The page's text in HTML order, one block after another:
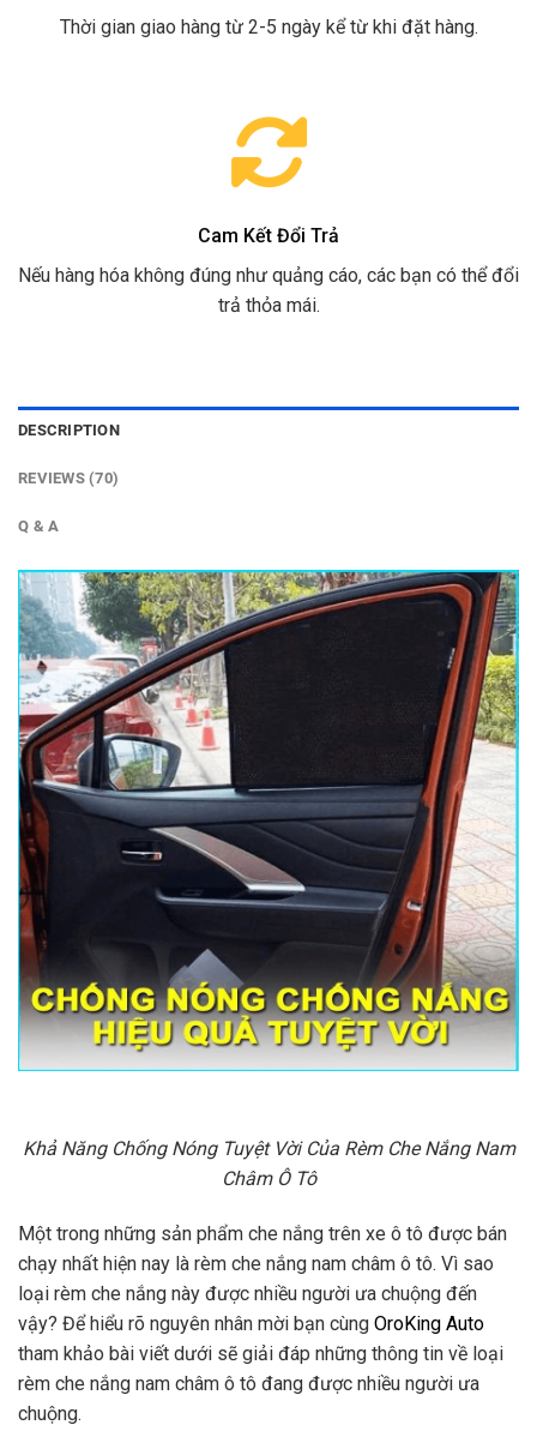
Thời gian giao hàng từ 2-5 ngày kể từ khi đặt hàng.
Cam Kết Đổi Trả
Nếu hàng hóa không đúng như quảng cáo, các bạn có thể đổi
trả thỏa mái.
DESCRIPTION
REVIEWS (70)
Q & A
Khả Năng Chống Nóng Tuyệt Vời Của Rèm Che Nắng Nam
Châm Ô Tô
Một trong những sản phẩm che nắng trên xe ô tô được bán
chạy nhất hiện nay là rèm che nắng nam châm ô tô. Vì sao
loại rèm che nắng này được nhiều người ưa chuộng đến
vậy? Để hiểu rõ nguyên nhân mời bạn cùng OroKing Auto
tham khảo bài viết dưới sẽ giải đáp những thông tin về loại
rèm che nắng nam châm ô tô đang được nhiều người ưa
chuộng.